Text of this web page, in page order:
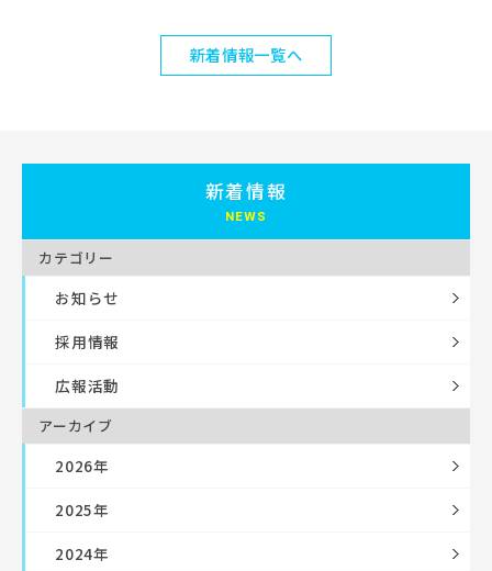
新着情報一覧へ
新着情報
カテゴリー
お知らせ
採用情報
広報活動
アーカイブ
2026年
2025年
2024年